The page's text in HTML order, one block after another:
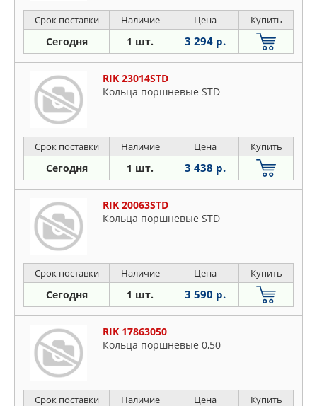
Срок поставки Наличие Цена Купить
Сегодня 1 шт. 3 294 р.
RIK 23014STD
Кольца поршневые STD
Срок поставки Наличие Цена Купить
Сегодня 1 шт. 3 438 р.
RIK 20063STD
Кольца поршневые STD
Срок поставки Наличие Цена Купить
Сегодня 1 шт. 3 590 р.
RIK 17863050
Кольца поршневые 0,50
Срок поставки Наличие Цена Купить